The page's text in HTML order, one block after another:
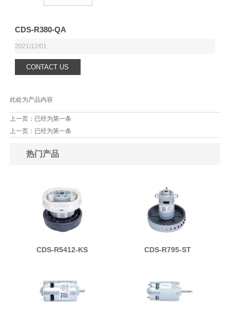
CDS-R380-QA
2021/12/01
CONTACT US
此处为产品内容
上一页：已经为第一条
上一页：已经为第一条
热门产品
CDS-R5412-KS CDS-R795-ST